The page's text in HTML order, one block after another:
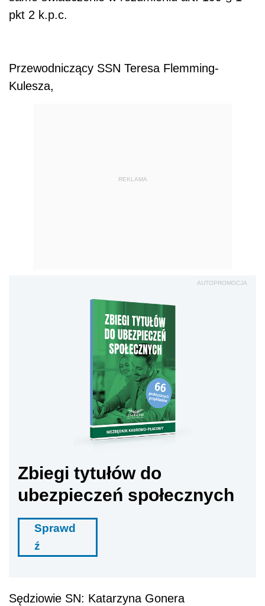
pkt 2 k.p.c.
Przewodniczący SSN Teresa Flemming-
Kulesza,
REKLAMA
AUTOPROMOCJA
Zbiegi tytułów do
ubezpieczeń społecznych
Sprawd
ź
Sędziowie SN: Katarzyna Gonera